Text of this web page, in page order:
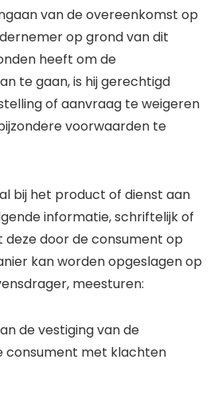
van de overeenkomst op
op grond van dit
heeft om de
te gaan, is hij gerechtigd
of aanvraag te weigeren
voorwaarden te
bij het product of dienst aan
informatie, schriftelijk of
deze door de consument op
kan worden opgeslagen op
meesturen:
de vestiging van de
consument met klachten